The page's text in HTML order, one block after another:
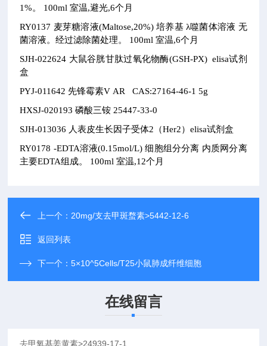
1%。
100ml 室温,避光,6个月
RY0137 麦芽糖溶液(Maltose,20%) 培养基 λ噬菌体溶液 无
菌溶液。经过滤除菌处理。
100ml 室温,6个月
SJH-022624 大鼠谷胱甘肽过氧化物酶(GSH-PX) elisa试剂
盒
PYJ-011642 先锋霉素V AR CAS:27164-46-1 5g
HXSJ-020193 磷酸三铵 25447-33-0
SJH-013036 人表皮生长因子受体2（Her2）elisa试剂盒
RY0178 -EDTA溶液(0.15mol/L) 细胞组分分离 内质网分离
主要EDTA组成。
100ml 室温,12个月
上一个： 20mg/支去甲斑蝥素>5442-12-6
返回列表
下一个：5×10^5Cells/T25小鼠肺成纤维细胞
在线留言